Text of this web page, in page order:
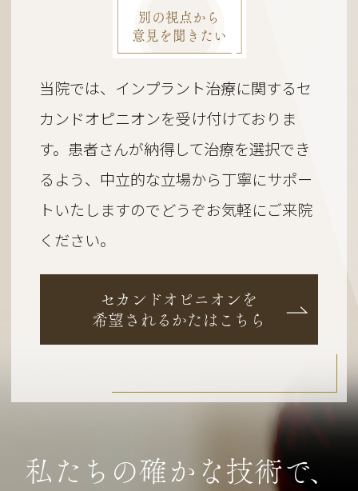
別の視点から
意見を聞きたい
当院では、インプラント治療に関するセ
カンドオピニオンを受け付けておりま
す。 患者さんが納得して治療を選択でき
るよう、 中立的な立場から丁寧にサポー
トいたしますのでどうぞお気軽にご来院
ください。
セカンドオピニオンを
希望されるかたはこちら
私たちの確かな技術で、